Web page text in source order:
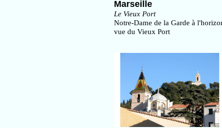
Marseille
Le Vieux Port
Notre-Dame de la Garde à
vue du Vieux Port